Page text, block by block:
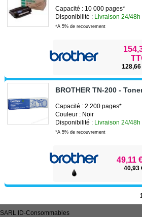
Capacité : 10 000 pages*
Disponibilité : Livraison 24/48h
*A 5% de recouvrement
BROTHER TN-200 -
Capacité : 2 200 pages*
Couleur : Noir
Disponibilité : Livraison 24/48h
*A 5% de recouvrement
49,11
40,93
SARL ID-Consommables